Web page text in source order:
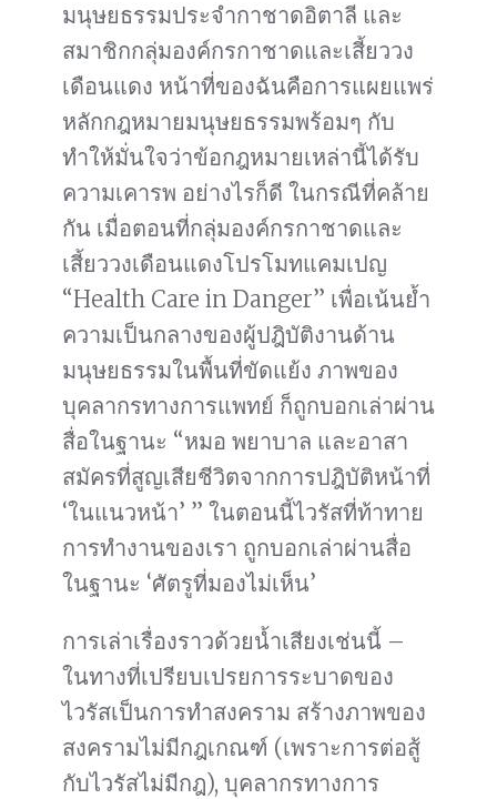
มนุษยธรรมประจำกาชาดอิตาลี และ
สมาชิกกลุ่มองค์กรกาชาดและเสี้ยววง
เดือนแดง หน้าที่ของฉันคือการแผยแพร่
หลักกฎหมายมนุษยธรรมพร้อมๆ กับ
ทำให้มั่นใจว่าข้อกฎหมายเหล่านี้ได้รับ
ความเคารพ อย่างไรก็ดี ในกรณีที่คล้าย
กัน เมื่อตอนที่กลุ่มองค์กรกาชาดและ
เสี้ยววงเดือนแดงโปรโมทแคมเปญ
“Health Care in Danger” เพื่อเน้นย้ำ
ความเป็นกลางของผู้ปฎิบัติงานด้าน
มนุษยธรรมในพื้นที่ขัดแย้ง ภาพของ
บุคลากรทางการแพทย์ ก็ถูกบอกเล่าผ่าน
สื่อในฐานะ “หมอ พยาบาล และอาสา
สมัครที่สูญเสียชีวิตจากการปฎิบัติหน้าที่
‘ในแนวหน้า’ ” ในตอนนี้ไวรัสที่ท้าทาย
การทำงานของเรา ถูกบอกเล่าผ่านสื่อ
ในฐานะ ‘ศัตรูที่มองไม่เห็น’
การเล่าเรื่องราวด้วยน้ำเสียงเช่นนี้ –
ในทางที่เปรียบเปรยการระบาดของ
ไวรัสเป็นการทำสงคราม สร้างภาพของ
สงครามไม่มีกฎเกณฑ์ (เพราะการต่อสู้
กับไวรัสไม่มีกฎ), บุคลากรทางการ